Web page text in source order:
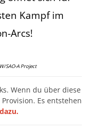
Kampf im
Arcs!
SAO-A Project
Wenn du über diese
Es entstehen